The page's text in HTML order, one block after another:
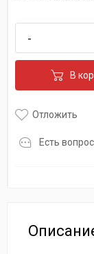
-
В
Отложить
Есть